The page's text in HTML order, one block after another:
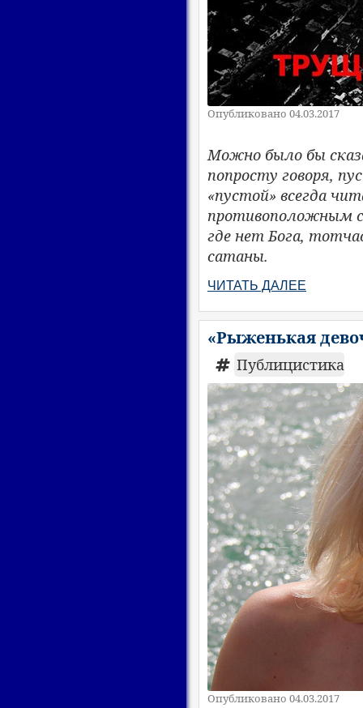
Опубликовано 04.03.2017
Можно было бы
попросту говоря,
«пустой» всегда
противоположным
где нет Бога,
сатаны.
ЧИТАТЬ ДАЛЕЕ
«Рыженькая
Публицистика
Опубликовано 04.03.2017